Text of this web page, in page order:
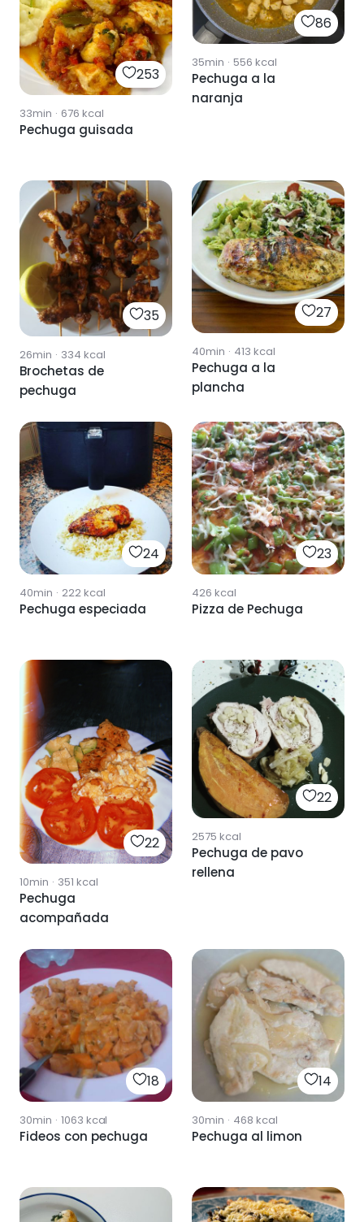
253
33min · 676 kcal
Pechuga guisada
86
35min · 556 kcal
Pechuga a la
naranja
35
26min · 334 kcal
Brochetas de
pechuga
27
40min · 413 kcal
Pechuga a la
plancha
24
40min · 222kcal
Pechuga especiada
23
426 kcal
Pizza de Pechuga
22
10min · 351 kcal
Pechuga
acompañada
22
2575 kcal
Pechuga de pavo
rellena
18
30min · 1063 kcal
Fideos con pechuga
14
30min · 468 kcal
Pechuga al limon